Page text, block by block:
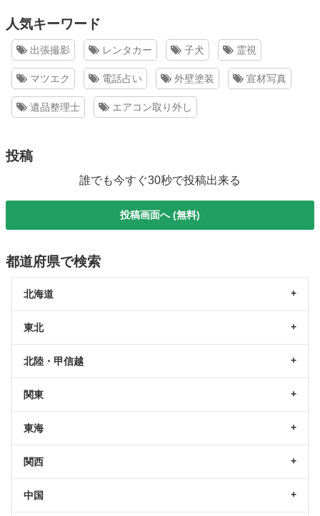
人気キーワード
出張撮影 レンタカー 子犬 霊視
マツエク 電話占い 外壁塗装 宣材写真
遺品整理士 エアコン取り外し
投稿
誰でも今すぐ30秒で投稿出来る
投稿画面へ (無料)
都道府県で検索
北海道
東北
北陸・甲信越
関東
東海
関西
中国